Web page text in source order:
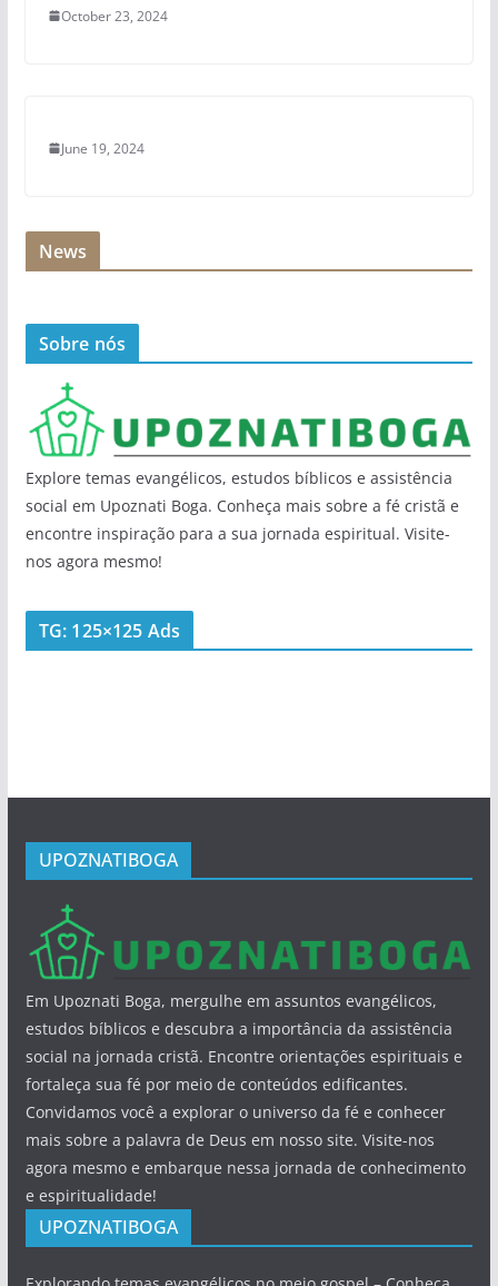
October 23, 2024
June 19, 2024
News
Sobre nós
Explore temas evangélicos, estudos bíblicos e assistência
social em Upoznati Boga. Conheça mais sobre a fé cristã e
encontre inspiração para a sua jornada espiritual. Visite-
nos agora mesmo!
TG: 125×125 Ads
UPOZNATIBOGA
Em Upoznati Boga, mergulhe em assuntos evangélicos,
estudos bíblicos e descubra a importância da assistência
social na jornada cristã. Encontre orientações espirituais e
fortaleça sua fé por meio de conteúdos edificantes.
Convidamos você a explorar o universo da fé e conhecer
mais sobre a palavra de Deus em nosso site. Visite-nos
agora mesmo e embarque nessa jornada de conhecimento
e espiritualidade!
UPOZNATIBOGA